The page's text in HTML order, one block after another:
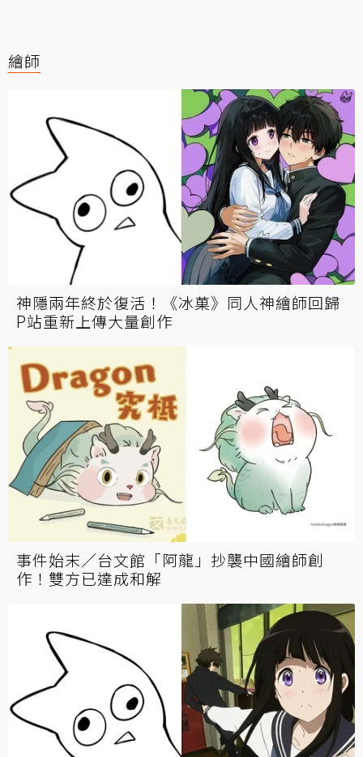
繪師
神隱兩年終於復活！《冰菓》同人神繪師回歸
P站重新上傳大量創作
事件始末／台文館「阿龍」抄襲中國繪師創
作！雙方已達成和解